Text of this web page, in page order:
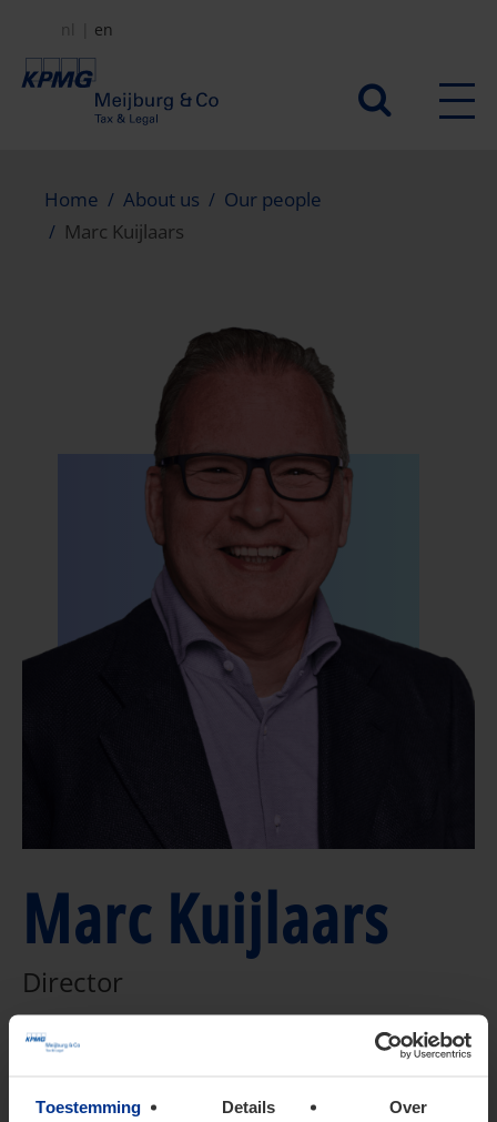
Toestemming Details Over
main
Secundair
nl en
Home About us
Our people
Marc Kuijlaars
Marc Kuijlaars
Director
kuijlaars.marc@kpmg.com